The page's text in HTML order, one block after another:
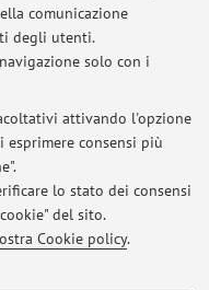
comunicazione
degli utenti.
solo con i
attivando l'opzione
esprimere consensi più
lo stato dei consensi
del sito.
Cookie policy.
e Biodiritto (in
Dipartimento di
Mediche e Chirurgiche) -